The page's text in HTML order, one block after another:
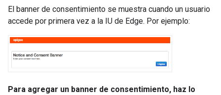
El banner de consentimiento se muestra cuando un usuario
accede por primera vez a la IU de Edge. Por ejemplo:
Para agregar un banner de consentimiento, haz lo